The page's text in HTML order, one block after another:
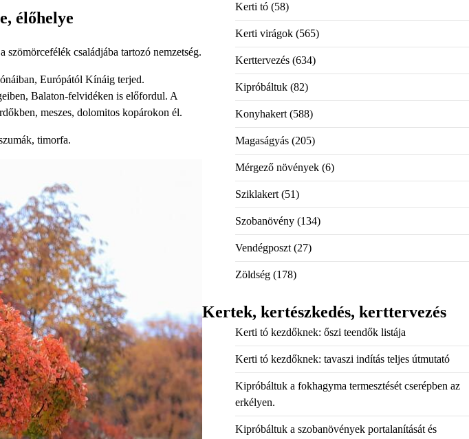
élőhelye
szömörcefélék családjába tartozó nemzetség.
Európától Kínáig terjed.
Balaton-felvidéken is előfordul. A
meszes, dolomitos kopárokon él.
timorfa.
Kerti tó(58)
Kerti virágok(565)
Kerttervezés(634)
Kipróbáltuk(82)
Konyhakert(588)
Magaságyás(205)
Mérgező növények(6)
Sziklakert(51)
Szobanövény(134)
Vendégposzt(27)
Zöldség(178)
Kertek, kertészkedés, kerttervezés
Kerti tó kezdőknek: őszi teendők listája
Kerti tó kezdőknek: tavaszi indítás teljes útmutató
Kipróbáltuk a fokhagyma termesztését cserépben az
erkélyen.
Kipróbáltuk a szobanövények portalanítását és